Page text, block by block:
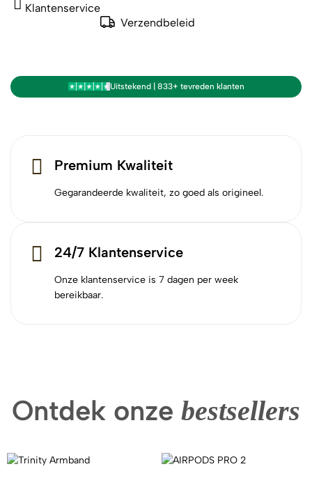
Klantenservice
Verzendbeleid
Uitstekend | 833+ tevreden klanten
Premium Kwaliteit
Gegarandeerde kwaliteit, zo goed als origineel.
24/7 Klantenservice
Onze klantenservice is 7 dagen per week
bereikbaar.
Ontdek onze bestsellers